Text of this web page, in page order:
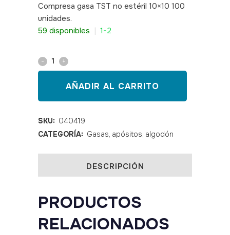
Compresa gasa TST no estéril 10×10 100
unidades.
59 disponibles
1-2
Compresa
TST
no
estéril
10x10
100
AÑADIR AL CARRITO
SKU: 040419
CATEGORÍA: Gasas, apósitos, algodón
DESCRIPCIÓN
PRODUCTOS
RELACIONADOS